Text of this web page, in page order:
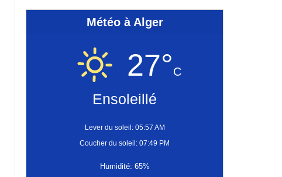
Météo à Alger
27°C
Ensoleillé
Lever du soleil: 05:57 AM
Coucher du soleil: 07:49 PM
Humidité: 65%